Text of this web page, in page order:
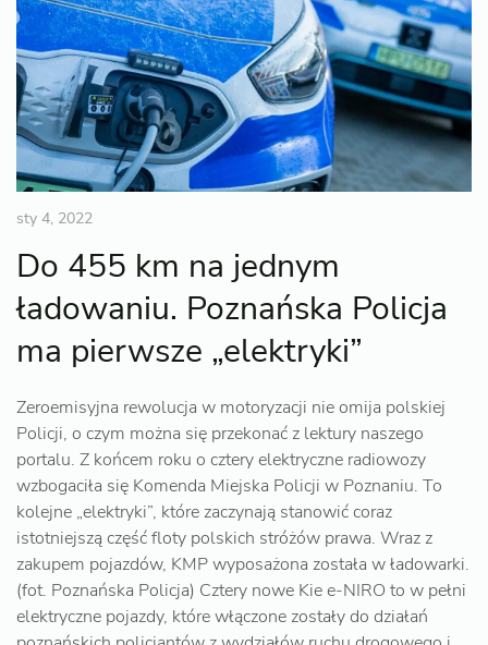
sty 4, 2022
Do 455 km na jednym
ładowaniu. Poznańska Policja
ma pierwsze „elektryki”
Zeroemisyjna rewolucja w motoryzacji nie omija polskiej
Policji, o czym można się przekonać z lektury naszego
portalu. Z końcem roku o cztery elektryczne radiowozy
wzbogaciła się Komenda Miejska Policji w Poznaniu. To
kolejne „elektryki”, które zaczynają stanowić coraz
istotniejszą część floty polskich stróżów prawa. Wraz z
zakupem pojazdów, KMP wyposażona została w ładowarki.
(fot. Poznańska Policja) Cztery nowe Kie e-NIRO to w pełni
elektryczne pojazdy, które włączone zostały do działań